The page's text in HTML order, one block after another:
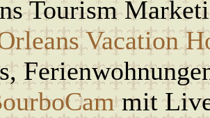
Tourism
Vacation
mit